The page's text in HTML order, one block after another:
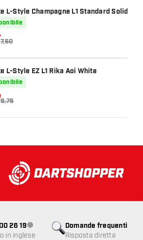
L-Style Champagne L1 Standard Solid
7,50
L-Style EZ L1 Rika Aoi White
9,75
Spedizione gratuitada € 75
Domande frequenti
Risposta diretta
26 19Servizio clienti non disponibile
in inglese